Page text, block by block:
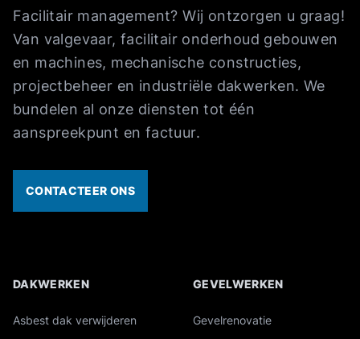
Facilitair management? Wij ontzorgen u graag!
Van valgevaar, facilitair onderhoud gebouwen
en machines, mechanische constructies,
projectbeheer en industriële dakwerken. We
bundelen al onze diensten tot één
aanspreekpunt en factuur.
CONTACTEER ONS
Overzicht van onze industriële diensten
DAKWERKEN
Asbest dak verwijderen
GEVELWERKEN
Gevelrenovatie